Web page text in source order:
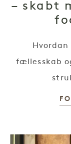
– skabt
fællesskab